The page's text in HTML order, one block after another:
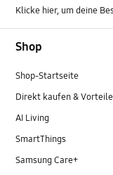
Klicke hier, um deine
Shop
Shop-Startseite
Direkt kaufen &
AI Living
SmartThings
Samsung Care+